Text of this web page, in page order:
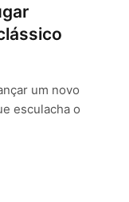
um novo
esculacha o